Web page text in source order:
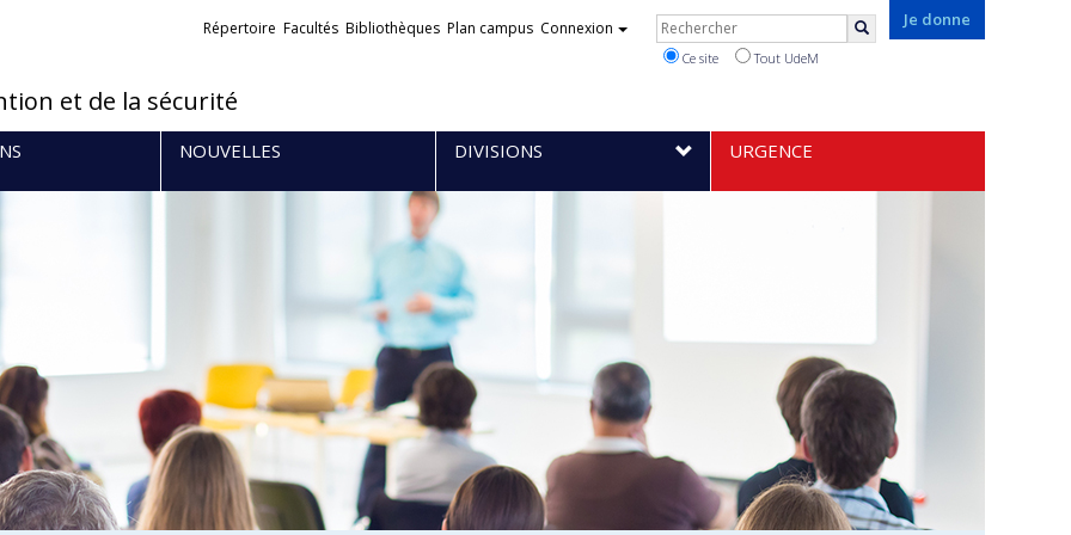
et de la sécurité
Je donne
Liens
Répertoire Facultés Bibliothèques Plan campus Connexion Rechercher
Ce site Tout UdeM
NOUVELLES DIVISIONS URGENCE